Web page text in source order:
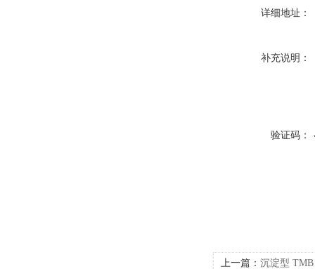
详细地址：
补充说明：
验证码：
上一篇： 沉淀型